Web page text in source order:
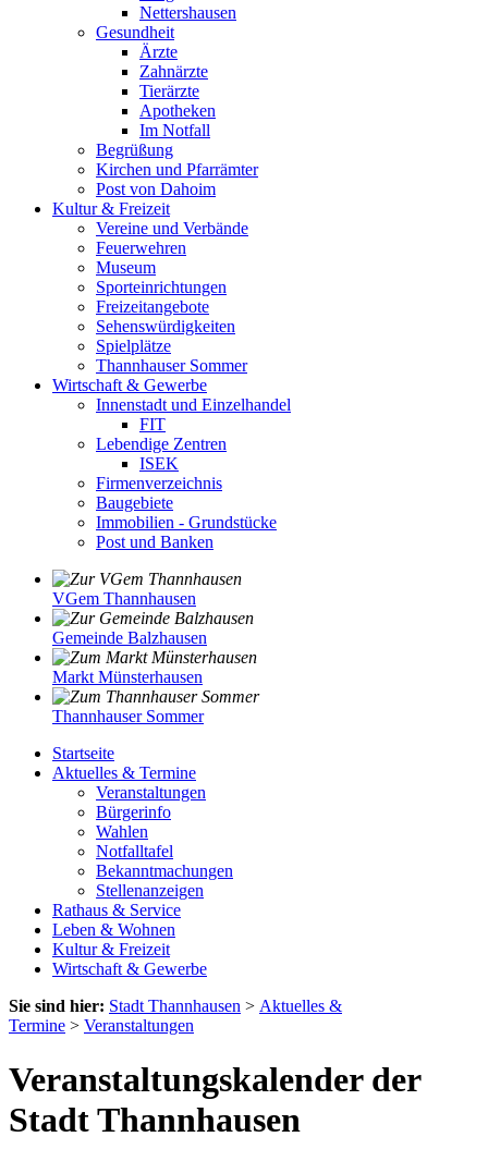
Nettershausen
Gesundheit
Ärzte
Zahnärzte
Tierärzte
Apotheken
Im Notfall
Begrüßung
Kirchen und Pfarrämter
Post von Dahoim
Kultur & Freizeit
Vereine und Verbände
Feuerwehren
Museum
Sporteinrichtungen
Freizeitangebote
Sehenswürdigkeiten
Spielplätze
Thannhauser Sommer
Wirtschaft & Gewerbe
Innenstadt und Einzelhandel
FIT
Lebendige Zentren
ISEK
Firmenverzeichnis
Baugebiete
Immobilien - Grundstücke
Post und Banken
VGem Thannhausen
Gemeinde Balzhausen
Markt Münsterhausen
Thannhauser Sommer
Startseite
Aktuelles & Termine
Veranstaltungen
Bürgerinfo
Wahlen
Notfalltafel
Bekanntmachungen
Stellenanzeigen
Rathaus & Service
Leben & Wohnen
Kultur & Freizeit
Wirtschaft & Gewerbe
Sie sind hier: Stadt Thannhausen > Aktuelles &
Termine > Veranstaltungen
Veranstaltungskalender der
Stadt Thannhausen